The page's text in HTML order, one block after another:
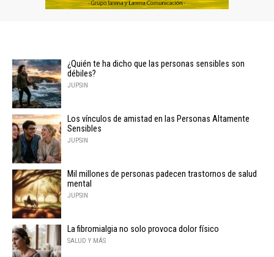
¿Quién te ha dicho que las personas sensibles son
débiles?
JUPSIN
Los vínculos de amistad en las Personas Altamente
Sensibles
JUPSIN
Mil millones de personas padecen trastornos de salud
mental
JUPSIN
La fibromialgia no solo provoca dolor físico
SALUD Y MÁS